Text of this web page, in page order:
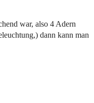
war, also 4 Adern
dann kann man